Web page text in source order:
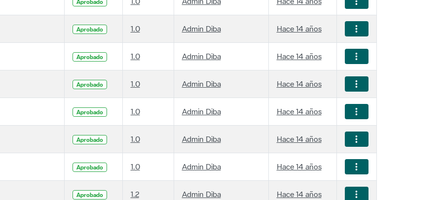
1.0 Admin Diba Hace 14 años
Aprobado 1.0 Admin Diba Hace 14 años
1.0 Admin Diba Hace 14 años
Aprobado 1.0 Admin Diba Hace 14 años
1.0 Admin Diba Hace 14 años
Aprobado 1.0 Admin Diba Hace 14 años
1.2 Admin Diba Hace 14 años